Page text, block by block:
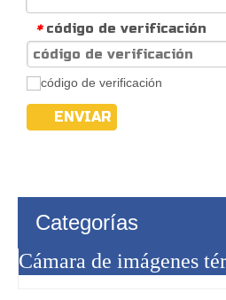
* código de verificación
ENVIAR
Categorías
Cámara de imágenes